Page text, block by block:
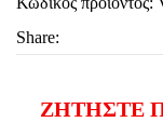
Share:
ΖΗΤΗΣΤΕ